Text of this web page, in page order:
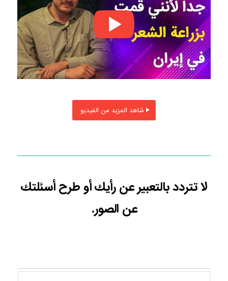
شاهد المزيد من الفيديو
لا تتردد بالتعبير عن رأيك أو طرح أسئلتك
عن الصور.